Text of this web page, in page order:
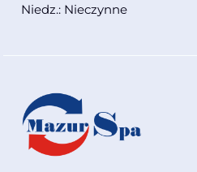
Niedz.: Nieczynne